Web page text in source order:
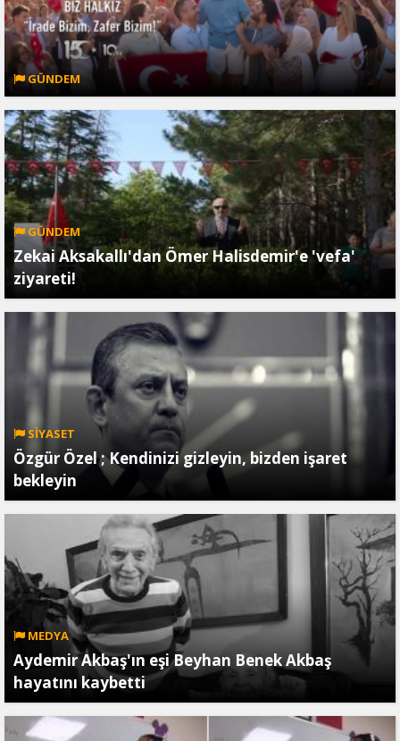
GÜNDEM
GÜNDEM
Zekai Aksakallı'dan Ömer Halisdemir'e 'vefa'
ziyareti!
SİYASET
Özgür Özel ; Kendinizi gizleyin, bizden işaret
bekleyin
MEDYA
Aydemir Akbaş'ın eşi Beyhan Benek Akbaş
hayatını kaybetti